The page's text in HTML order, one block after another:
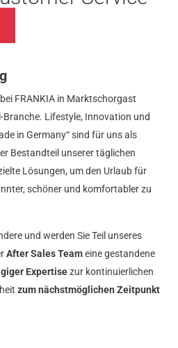
FRANKIA in Marktschorgast
Lifestyle, Innovation und
in Germany“ sind für uns als
Bestandteil unserer täglichen
Lösungen, um den Urlaub für
schöner und komfortabler zu
und werden Sie Teil unseres
After Sales Teameine gestandene
Expertisezur kontinuierlichen
zum nächstmöglichen Zeitpunkt